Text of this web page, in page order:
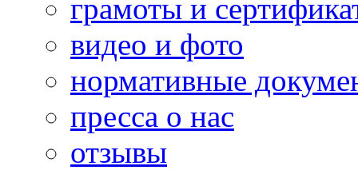
грамоты и
видео и фото
нормативные
пресса о нас
отзывы